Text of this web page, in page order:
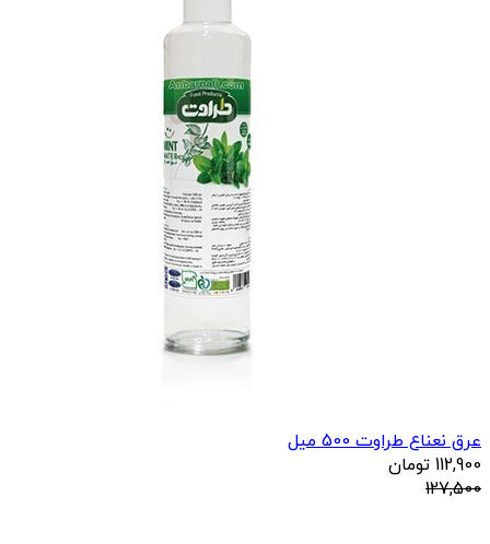
عرق نعناع طراوت 500 میل
112,900 تومان
127,500